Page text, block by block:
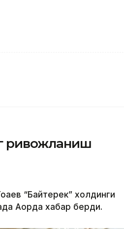
ривожланиш
“Байтерек” холдинги
Ақорда хабар берди.